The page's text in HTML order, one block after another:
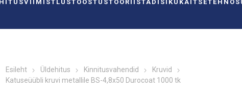
VIIMISTLUSTÖÖSTUSTÖÖRIISTAD ISIKUKAITSE
Esileht Üldehitus Kinnitusvahendid
Kruvid
Katuseüübli kruvi metallile BS-4,8x50 Durocoat 1000 tk